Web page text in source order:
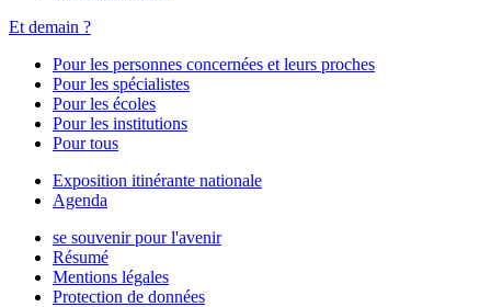
Et demain ?
Pour les personnes concernées et leurs proches
Pour les spécialistes
Pour les écoles
Pour les institutions
Pour tous
Exposition itinérante nationale
Agenda
se souvenir pour l'avenir
Résumé
Mentions légales
Protection de données